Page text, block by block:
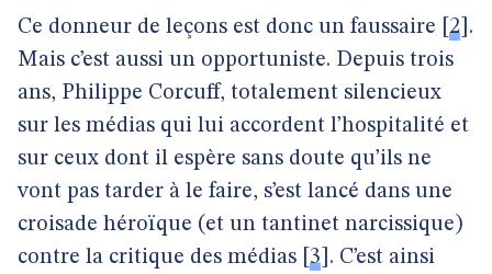
Ce donneur de leçons est donc un faussaire 2 .
Mais c’est aussi un opportuniste. Depuis trois
ans, Philippe Corcuff, totalement silencieux
sur les médias qui lui accordent l’hospitalité et
sur ceux dont il espère sans doute qu’ils ne
vont pas tarder à le faire, s’est lancé dans une
croisade héroïque (et un tantinet narcissique)
contre la critique des médias 3 . C’est ainsi